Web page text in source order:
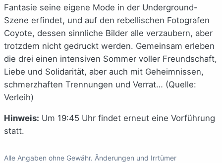
Fantasie seine eigene Mode in der Underground-
Szene erfindet, und auf den rebellischen Fotografen
Coyote, dessen sinnliche Bilder alle verzaubern, aber
trotzdem nicht gedruckt werden. Gemeinsam erleben
die drei einen intensiven Sommer voller Freundschaft,
Liebe und Solidarität, aber auch mit Geheimnissen,
schmerzhaften Trennungen und Verrat… (Quelle:
Verleih)
Hinweis: Um 19:45 Uhr findet erneut eine Vorführung
statt.
Alle Angaben ohne Gewähr. Änderungen und Irrtümer